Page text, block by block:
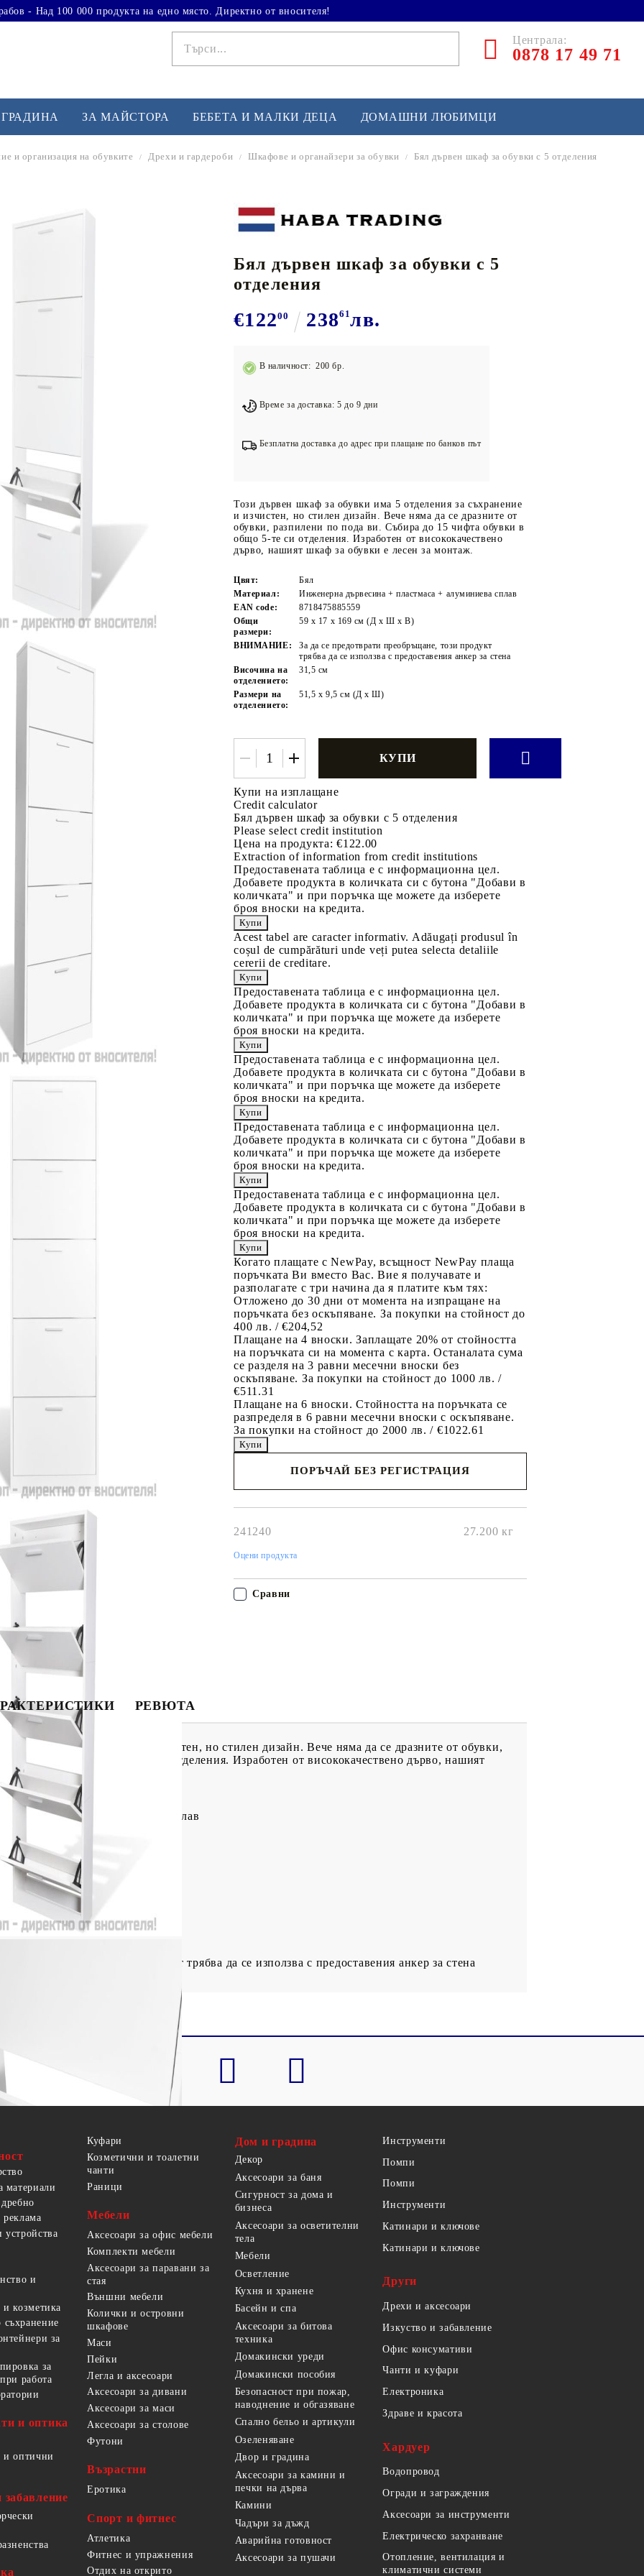
- Над 100 000 продукта на едно място. Директно от вносителя!
Централа:
0878 17 49 71
Вдигане на тежести
Тренажори за баланс
Силови кули
Баскетбол
Бейзбол и софтбол
Хокей и лакрос
Основно спортно оборудване
ЗА МАЙСТОРА БЕБЕТА И МАЛКИ ДЕЦА ДОМАШНИ ЛЮБИМЦИ
и организация на обувките Дрехи и гардероби Шкафове и органайзери за обувки Бял дървен шкаф за обувки с 5 отделения
Бял дървен шкаф за обувки с 5
отделения
€12200 23861лв.
В наличност: 200 бр.
Време за доставка: 5 до 9 дни
Безплатна доставка до адрес при плащане по банков път
Този дървен шкаф за обувки има 5 отделения за съхранение
и изчистен, но стилен дизайн. Вече няма да се дразните от
обувки, разпилени по пода ви. Събира до 15 чифта обувки в
общо 5-те си отделения. Изработен от висококачествено
дърво, нашият шкаф за обувки е лесен за монтаж.
Цвят:
Бял
Материал:
Инженерна дървесина + пластмаса + алуминиева сплав
EAN code:
8718475885559
Общи
размери:
59 x 17 x 169 см (Д x Ш x В)
ВНИМАНИЕ:
За да се предотврати преобръщане, този продукт
трябва да се използва с предоставения анкер за стена
Височина на
отделението:
31,5 см
Размери на
отделението:
51,5 x 9,5 см (Д x Ш)
Купи на изплащане
Credit calculator
Бял дървен шкаф за обувки с 5 отделения
Please select credit institution
Цена на продукта: €122.00
Extraction of information from credit institutions
Предоставената таблица е с информационна цел.
Добавете продукта в количката си с бутона "Добави в
количката" и при поръчка ще можете да изберете
броя вноски на кредита.
Acest tabel are caracter informativ. Adăugați produsul în
coșul de cumpărături unde veți putea selecta detaliile
cererii de creditare.
Предоставената таблица е с информационна цел.
Добавете продукта в количката си с бутона "Добави в
количката" и при поръчка ще можете да изберете
броя вноски на кредита.
Предоставената таблица е с информационна цел.
Добавете продукта в количката си с бутона "Добави в
количката" и при поръчка ще можете да изберете
броя вноски на кредита.
Предоставената таблица е с информационна цел.
Добавете продукта в количката си с бутона "Добави в
количката" и при поръчка ще можете да изберете
броя вноски на кредита.
Предоставената таблица е с информационна цел.
Добавете продукта в количката си с бутона "Добави в
количката" и при поръчка ще можете да изберете
броя вноски на кредита.
Когато плащате с NewPay, всъщност NewPay плаща
поръчката Ви вместо Вас. Вие я получавате и
разполагате с три начина да я платите към тях:
Отложено до 30 дни от момента на изпращане на
поръчката без оскъпяване. За покупки на стойност до
400 лв. / €204,52
Плащане на 4 вноски. Заплащате 20% от стойността
на поръчката си на момента с карта. Останалата сума
се разделя на 3 равни месечни вноски без
оскъпяване. За покупки на стойност до 1000 лв. /
€511.31
Плащане на 6 вноски. Стойността на поръчката се
разпределя в 6 равни месечни вноски с оскъпяване.
За покупки на стойност до 2000 лв. / €1022.61
ПОРЪЧАЙ БЕЗ РЕГИСТРАЦИЯ
241240 27.200 кг
Оцени продукта
Сравни
РЕВЮТА
за съхранение и изчистен, но стилен дизайн. Вече няма да се дразните от обувки,
чифта обувки в общо 5-те си отделения. Изработен от висококачествено дърво, нашият
+ пластмаса + алуминиева сплав
(Д x Ш x В)
см
x 9,5 см (Д x Ш)
преобръщане, този продукт трябва да се използва с предоставения анкер за стена
материали
и
козметика
за
за
работа
и оптика
и оптични
забавление
Куфари
Козметични и тоалетни
чанти
Раници
Мебели
Аксесоари за офис мебели
Комплекти мебели
Аксесоари за паравани за
стая
Външни мебели
Колички и островни
шкафове
Маси
Пейки
Легла и аксесоари
Аксесоари за дивани
Аксесоари за маси
Аксесоари за столове
Футони
Възрастни
Еротика
Спорт и фитнес
Атлетика
Фитнес и упражнения
Отдих на открито
Дом и градина
Декор
Аксесоари за баня
Сигурност за дома и
бизнеса
Аксесоари за осветителни
тела
Мебели
Осветление
Кухня и хранене
Басейн и спа
Аксесоари за битова
техника
Домакински уреди
Домакински пособия
Безопасност при пожар,
наводнение и обгазяване
Спално бельо и артикули
Озеленяване
Двор и градина
Аксесоари за камини и
печки на дърва
Камини
Чадъри за дъжд
Аварийна готовност
Аксесоари за пушачи
Инструменти
Помпи
Помпи
Инструменти
Катинари и ключове
Катинари и ключове
Други
Дрехи и аксесоари
Изкуство и забавление
Офис консумативи
Чанти и куфари
Електроника
Здраве и красота
Хардуер
Водопровод
Огради и заграждения
Аксесоари за инструменти
Електрическо захранване
Отопление, вентилация и
климатични системи